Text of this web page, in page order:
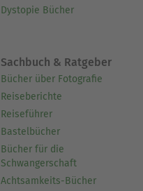
Dystopie Bücher
Sachbuch & Ratgeber
Bücher über Fotografie
Reiseberichte
Reiseführer
Bastelbücher
Bücher für die
Schwangerschaft
Achtsamkeits-Bücher